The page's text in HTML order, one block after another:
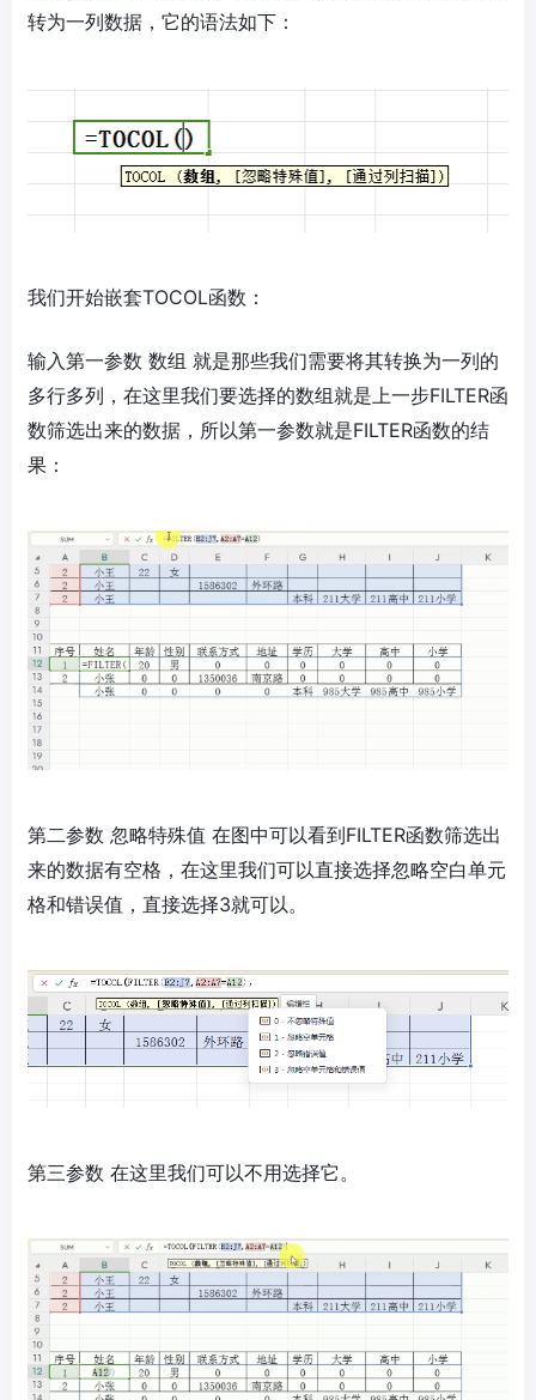
转为一列数据，它的语法如下：
我们开始嵌套TOCOL函数：
输入第一参数 数组 就是那些我们需要将其转换为一列的
多行多列，在这里我们要选择的数组就是上一步FILTER函
数筛选出来的数据，所以第一参数就是FILTER函数的结
果：
第二参数 忽略特殊值 在图中可以看到FILTER函数筛选出
来的数据有空格，在这里我们可以直接选择忽略空白单元
格和错误值，直接选择3就可以。
第三参数 在这里我们可以不用选择它。